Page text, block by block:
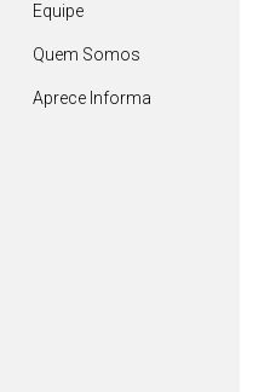
Equipe
Quem Somos
Aprece Informa